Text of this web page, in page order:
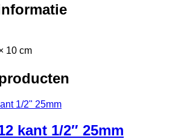
10 cm
kant 1/2″ 25mm